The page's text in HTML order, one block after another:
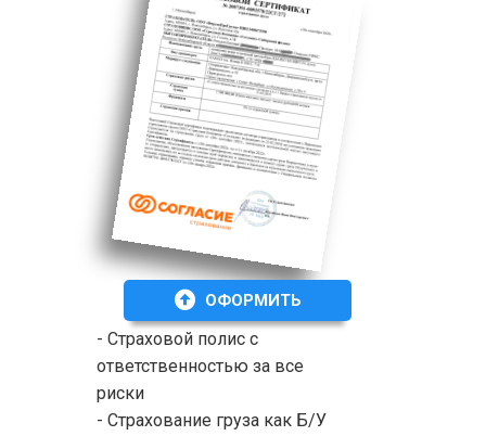
- Страховой полис с
ответственностью за все
риски
- Страхование груза как Б/У
ОФОРМИТЬ